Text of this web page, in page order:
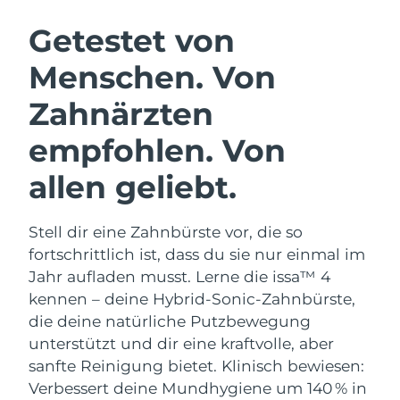
Getestet von
Menschen. Von
Zahnärzten
empfohlen. Von
allen geliebt.
Stell dir eine Zahnbürste vor, die so
fortschrittlich ist, dass du sie nur einmal im
Jahr aufladen musst. Lerne die issa™ 4
kennen – deine Hybrid-Sonic-Zahnbürste,
die deine natürliche Putzbewegung
unterstützt und dir eine kraftvolle, aber
sanfte Reinigung bietet. Klinisch bewiesen:
Verbessert deine Mundhygiene um 140 % in
Gesichtsreinigung
LUNA™ 4 Set
Anti-aging massage
LUNA™ 4 Plus
Massage, LED heating
LUNA™ 4 Men
For men, anti-aging massage
BEAR™ 2 Set
Microcurrent toning
BEAR™ 2 go
Microcurrent toning on-the-go
BEAR™ 2 eyes & lips
Microcurrent line smoothing device
UFO™ 3 Set
Deep facial hydration
UFO™ 3 LED
Near-infrared and red light therapy
device
issa™ 4
Hybrid silicone sonic toothbrush
issa™ 4 plus
Smart hybrid silicone sonic toothbrush
FAQ™ ANTI-AGING-BEHANDLUNG
Anti-aging LED-Behandlungen
NEW
Australien
Erwartete Lieferung
Bahrain
Belgien
Erwartete Lieferung
08/08/2026
Bermuda
Erwartete Lieferung
14/08/2026
Bosnien und
Herzegowina
Erwartete Lieferung
11/08/2026